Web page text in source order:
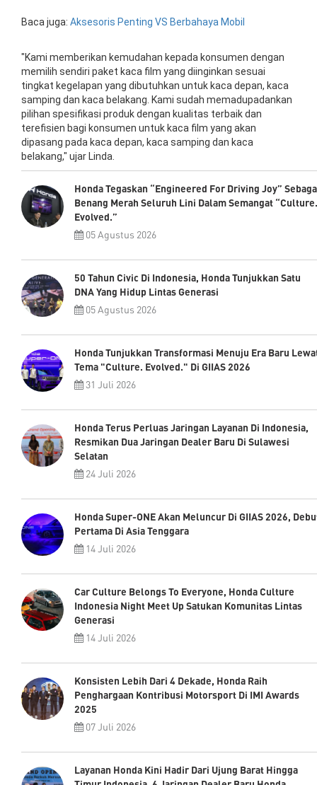
Baca juga: Aksesoris Penting VS Berbahaya Mobil
"Kami memberikan kemudahan kepada konsumen dengan
memilih sendiri paket kaca film yang diinginkan sesuai
tingkat kegelapan yang dibutuhkan untuk kaca depan, kaca
samping dan kaca belakang. Kami sudah memadupadankan
pilihan spesifikasi produk dengan kualitas terbaik dan
terefisien bagi konsumen untuk kaca film yang akan
dipasang pada kaca depan, kaca samping dan kaca
belakang," ujar Linda.
Honda Tegaskan “Engineered For Driving Joy”
Benang Merah Seluruh Lini Dalam Semangat “Culture.
Evolved.”
05 Agustus 2026
50 Tahun Civic Di Indonesia, Honda Tunjukkan Satu
DNA Yang Hidup Lintas Generasi
05 Agustus 2026
Honda Tunjukkan Transformasi Menuju Era Baru
Tema "Culture. Evolved." Di GIIAS 2026
31 Juli 2026
Honda Terus Perluas Jaringan Layanan Di Indonesia,
Resmikan Dua Jaringan Dealer Baru Di Sulawesi
Selatan
24 Juli 2026
Honda Super-ONE Akan Meluncur Di GIIAS 2026,
Pertama Di Asia Tenggara
14 Juli 2026
Car Culture Belongs To Everyone, Honda Culture
Indonesia Night Meet Up Satukan Komunitas Lintas
Generasi
14 Juli 2026
Konsisten Lebih Dari 4 Dekade, Honda Raih
Penghargaan Kontribusi Motorsport Di IMI Awards
2025
07 Juli 2026
Layanan Honda Kini Hadir Dari Ujung Barat Hingga